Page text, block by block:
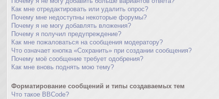
Как мне отредактировать или удалить опрос?
Почему мне недоступны некоторые форумы?
Почему я не могу добавлять вложения?
Почему я получил предупреждение?
Как мне пожаловаться на сообщения модератору?
Что означает кнопка «Сохранить» при создании сообщения?
Почему моё сообщение требует одобрения?
Как мне вновь поднять мою тему?
Форматирование сообщений и типы создаваемых тем
Что такое BBCode?